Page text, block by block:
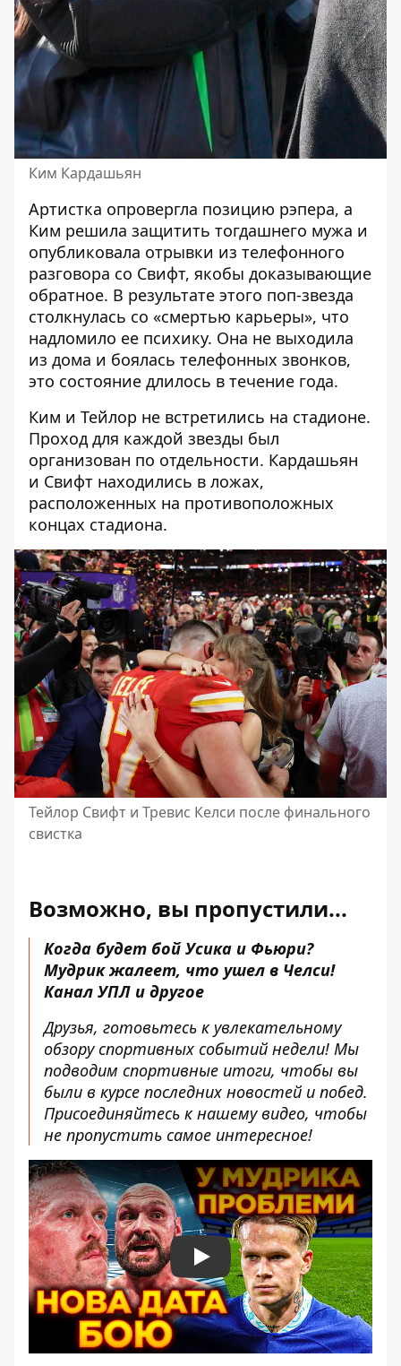
Ким Кардашьян
Артистка опровергла позицию рэпера, а
Ким решила защитить тогдашнего мужа и
опубликовала отрывки из телефонного
разговора со Свифт, якобы доказывающие
обратное. В результате этого поп-звезда
столкнулась со «смертью карьеры», что
надломило ее психику. Она не выходила
из дома и боялась телефонных звонков,
это состояние длилось в течение года.
Ким и Тейлор не встретились на стадионе.
Проход для каждой звезды был
организован по отдельности. Кардашьян
и Свифт находились в ложах,
расположенных на противоположных
концах стадиона.
Тейлор Свифт и Тревис Келси после финального
свистка
Возможно, вы пропустили...
Когда будет бой Усика и Фьюри?
Мудрик жалеет, что ушел в Челси!
Канал УПЛ и другое
Друзья, готовьтесь к увлекательному
обзору спортивных событий недели! Мы
подводим спортивные итоги, чтобы вы
были в курсе последних новостей и побед.
Присоединяйтесь к нашему видео, чтобы
не пропустить самое интересное!
Play